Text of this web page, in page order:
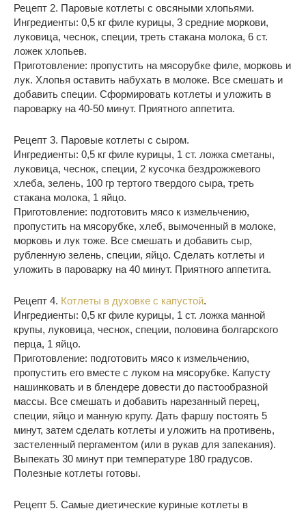
Рецепт 2. Паровые котлеты с овсяными хлопьями.
Ингредиенты: 0,5 кг филе курицы, 3 средние моркови,
луковица, чеснок, специи, треть стакана молока, 6 ст.
ложек хлопьев.
Приготовление: пропустить на мясорубке филе, морковь и
лук. Хлопья оставить набухать в молоке. Все смешать и
добавить специи. Сформировать котлеты и уложить в
пароварку на 40-50 минут. Приятного аппетита.
Рецепт 3. Паровые котлеты с сыром.
Ингредиенты: 0,5 кг филе курицы, 1 ст. ложка сметаны,
луковица, чеснок, специи, 2 кусочка бездрожжевого
хлеба, зелень, 100 гр тертого твердого сыра, треть
стакана молока, 1 яйцо.
Приготовление: подготовить мясо к измельчению,
пропустить на мясорубке, хлеб, вымоченный в молоке,
морковь и лук тоже. Все смешать и добавить сыр,
рубленную зелень, специи, яйцо. Сделать котлеты и
уложить в пароварку на 40 минут. Приятного аппетита.
Рецепт 4. Котлеты в духовке с капустой.
Ингредиенты: 0,5 кг филе курицы, 1 ст. ложка манной
крупы, луковица, чеснок, специи, половина болгарского
перца, 1 яйцо.
Приготовление: подготовить мясо к измельчению,
пропустить его вместе с луком на мясорубке. Капусту
нашинковать и в блендере довести до пастообразной
массы. Все смешать и добавить нарезанный перец,
специи, яйцо и манную крупу. Дать фаршу постоять 5
минут, затем сделать котлеты и уложить на противень,
застеленный пергаментом (или в рукав для запекания).
Выпекать 30 минут при температуре 180 градусов.
Полезные котлеты готовы.
Рецепт 5. Самые диетические куриные котлеты в